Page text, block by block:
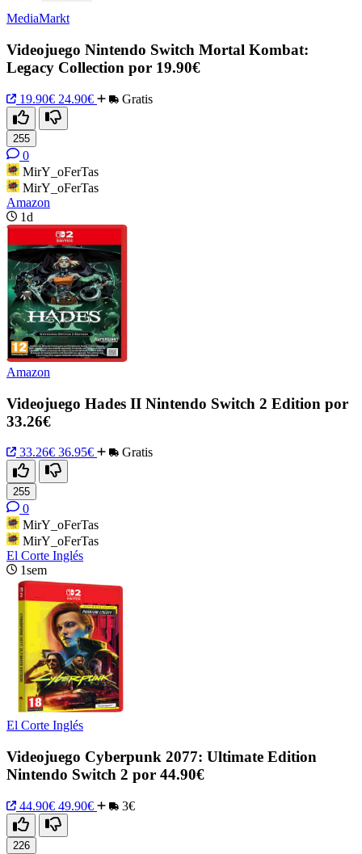
MediaMarkt
Videojuego Nintendo Switch Mortal Kombat:
Legacy Collection por 19.90€
19.90€ 24.90€ Gratis
255
0
MirY_oFerTas
MirY_oFerTas
Amazon
1d
Amazon
Videojuego Hades II Nintendo Switch 2 Edition por
33.26€
33.26€ 36.95€ Gratis
255
0
MirY_oFerTas
MirY_oFerTas
El Corte Inglés
1sem
El Corte Inglés
Videojuego Cyberpunk 2077: Ultimate Edition
Nintendo Switch 2 por 44.90€
44.90€ 49.90€ 3€
226